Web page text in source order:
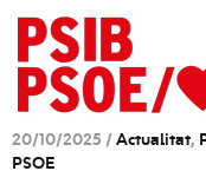
20/10/2025 / Actualitat,
PSOE